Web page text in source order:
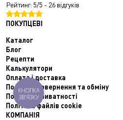
Рейтинг: 5/5 - 26 відгуків
ПОКУПЦЕВІ
Каталог
Блог
Рецепти
Калькулятори
Оплата і доставка
Політика повернення та обміну
Політики приватності
Політика файлів cookie
КОМПАНІЯ
КНОПКА
ЗВ'ЯЗКУ